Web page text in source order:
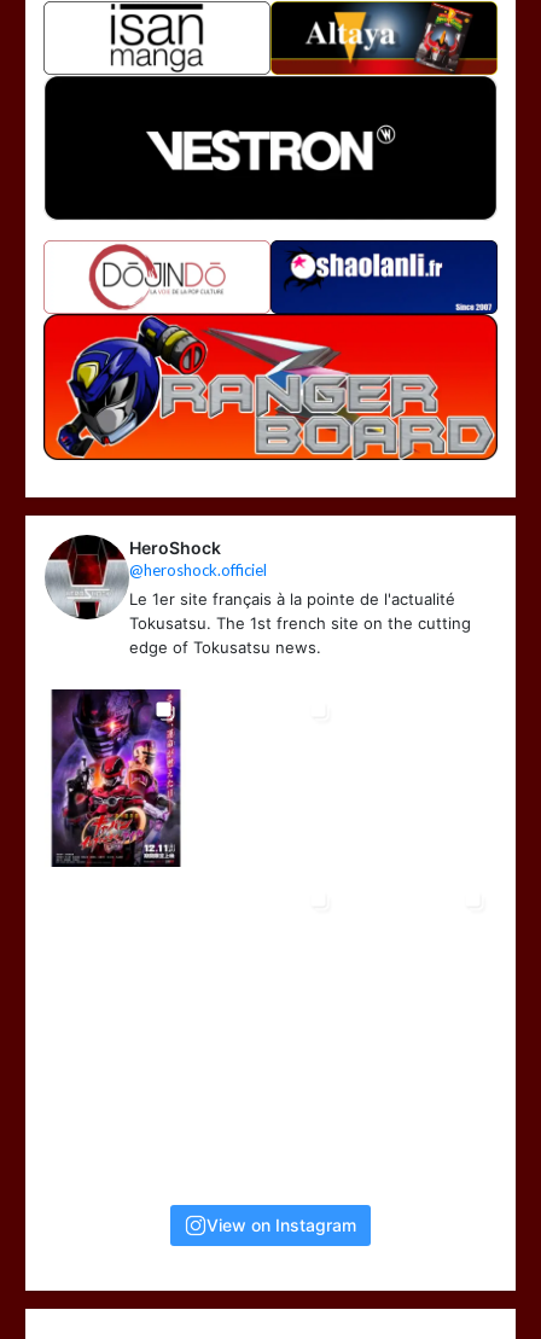
HeroShock
@heroshock.officiel
Le 1er site français à la pointe de l'actualité
Tokusatsu. The 1st french site on the cutting
edge of Tokusatsu news.
View on Instagram